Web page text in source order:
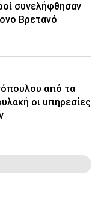
συνελήφθησαν
Βρετανό
από τα
οι υπηρεσίες